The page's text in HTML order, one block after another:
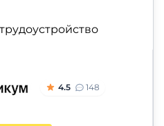
4.5 148